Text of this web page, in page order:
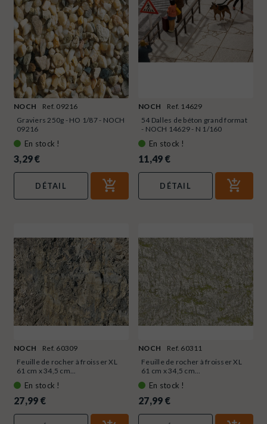
NOCH
Ref. 09216
Graviers 250g - HO 1/87 - NOCH
09216
En stock !
3,29 €
DÉTAIL
NOCH
Ref. 14629
54 Dalles de béton grand format
- NOCH 14629 - N 1/160
En stock !
11,49 €
DÉTAIL
NOCH
Ref. 60309
Feuille de rocher à froisser XL
61 cm x 34,5 cm...
En stock !
27,99 €
NOCH
Ref. 60311
Feuille de rocher à froisser XL
61 cm x 34,5 cm...
En stock !
27,99 €